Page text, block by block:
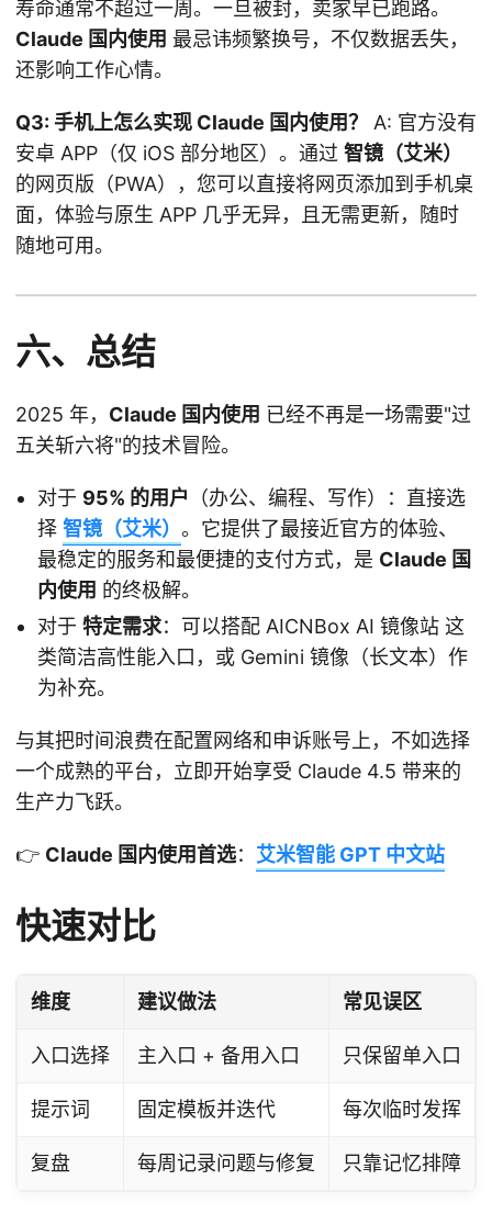
寿命通常不超过一周。一旦被封，卖家早已跑路。
Claude 国内使用 最忌讳频繁换号，不仅数据丢失，
还影响工作心情。
Q3: 手机上怎么实现 Claude 国内使用？
A: 官方没有
安卓 APP（仅 iOS 部分地区）。通过 智镜（艾米）
的网页版（PWA），您可以直接将网页添加到手机桌
面，体验与原生 APP 几乎无异，且无需更新，随时
随地可用。
六、总结
2025 年， Claude 国内使用 已经不再是一场需要"过
五关斩六将"的技术冒险。
对于 95% 的用户 （办公、编程、写作）：直接选
择 智镜（艾米） 。它提供了最接近官方的体验、
最稳定的服务和最便捷的支付方式，是 Claude 国
内使用 的终极解。
对于 特定需求：可以搭配 AICNBox AI 镜像站 这
类简洁高性能入口，或 Gemini 镜像（长文本）作
为补充。
与其把时间浪费在配置网络和申诉账号上，不如选择
一个成熟的平台，立即开始享受 Claude 4.5 带来的
生产力飞跃。
👉 Claude 国内使用首选： 艾米智能 GPT 中文站
快速对比
维度 建议做法 常见误区
入口选择 主入口 + 备用入口 只保留单入口
提示词 固定模板并迭代 每次临时发挥
复盘 每周记录问题与修复 只靠记忆排障